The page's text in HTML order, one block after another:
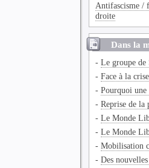
Antifascisme /
droite
Dans la
-Le groupe de
-Face à la
-Pourquoi
-Reprise de la
-Le Monde
-Le Monde
-Mobilisation
-Des nouvelles